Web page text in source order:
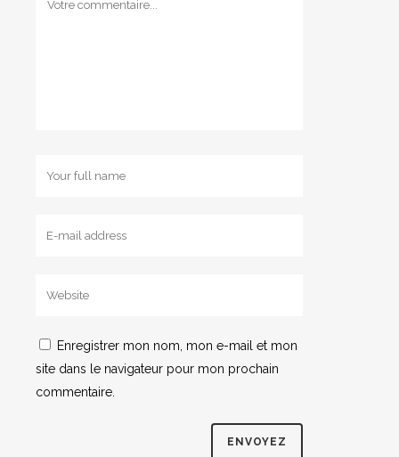
Enregistrer mon nom, mon e-mail et mon
site dans le navigateur pour mon prochain
commentaire.